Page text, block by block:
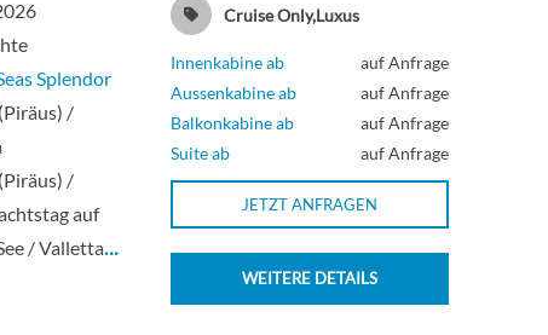
Splendor
/
/
auf
/ Valletta…
Cruise Only,Luxus
Innenkabine ab
auf Anfrage
Aussenkabine ab
auf Anfrage
Balkonkabine ab
auf Anfrage
Suite ab
auf Anfrage
JETZT ANFRAGEN
WEITERE DETAILS